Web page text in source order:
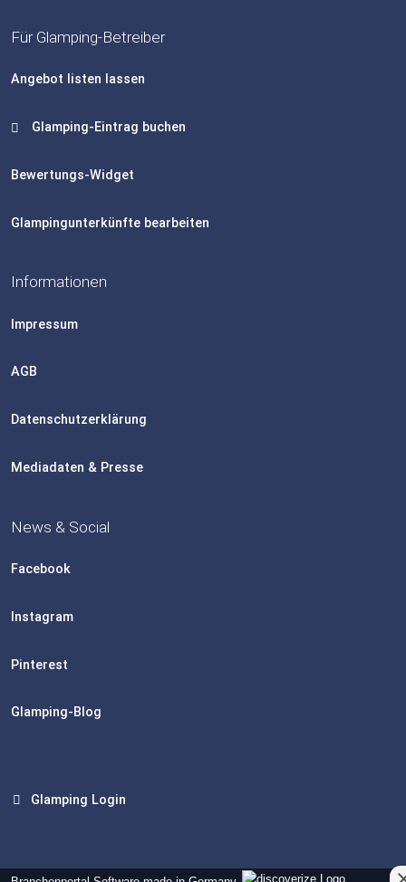
Für Glamping-Betreiber
Angebot listen lassen
Glamping-Eintrag buchen
Bewertungs-Widget
Glampingunterkünfte bearbeiten
Informationen
Impressum
AGB
Datenschutzerklärung
Mediadaten & Presse
News & Social
Facebook
Instagram
Pinterest
Glamping-Blog
Glamping Login